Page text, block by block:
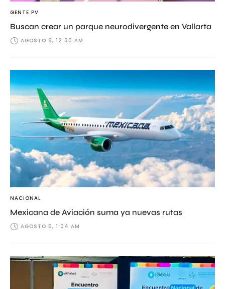
GENTE PV
Buscan crear un parque neurodivergente en Vallarta
AGOSTO 6, 12:30 AM
NACIONAL
Mexicana de Aviación suma ya nuevas rutas
AGOSTO 5, 1:04 AM